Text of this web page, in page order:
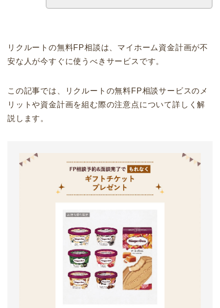
リクルートの無料FP相談は、マイホーム資金計画が不
安な人が今すぐに使うべきサービスです。
この記事では、リクルートの無料FP相談サービスのメ
リットや資金計画を組む際の注意点について詳しく解
説します。